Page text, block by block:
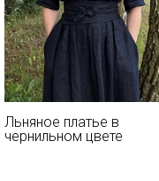
Льняное платье в
чернильном цвете